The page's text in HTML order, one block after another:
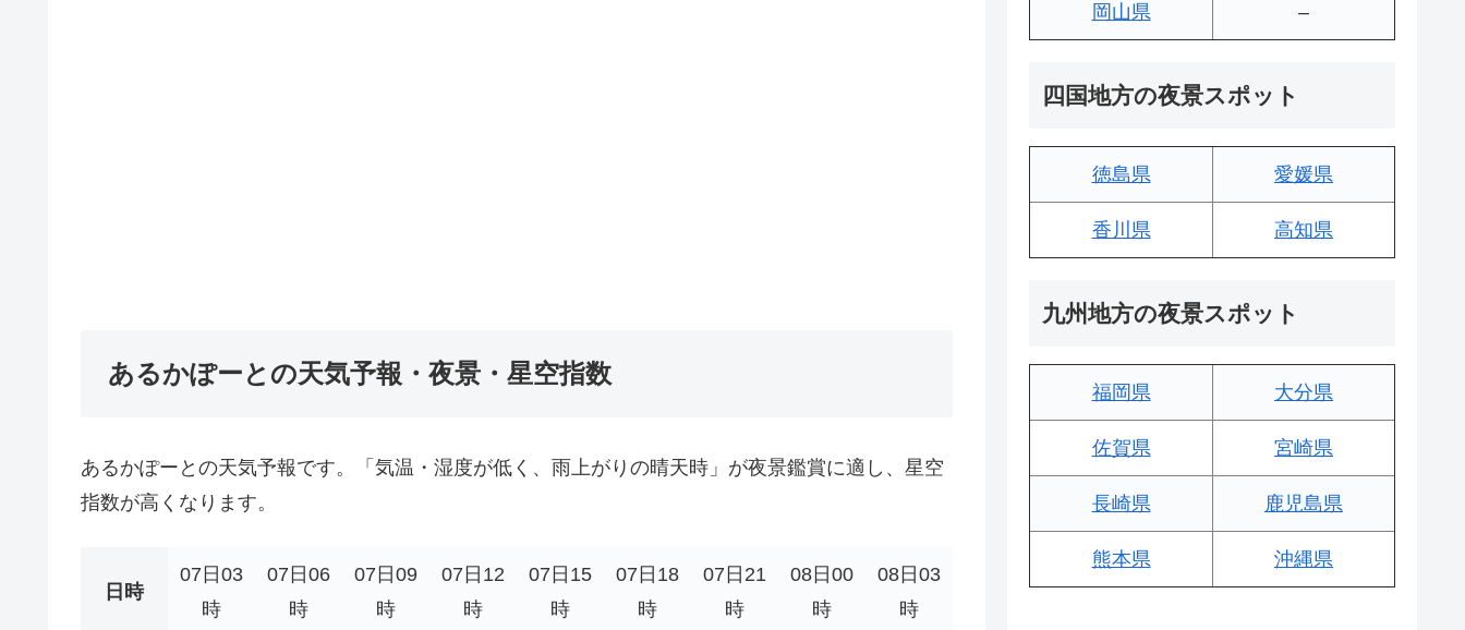
あるかぽーとの天気予報・夜景・星空指数
あるかぽーとの天気予報です。「気温・湿度が低く、雨上がりの晴天時」が夜景鑑賞に適し、星空
指数が高くなります。
日時
07日03
時
07日06
時
07日09
時
07日12
時
07日15
時
07日18
時
07日21
時
08日00
時
08日03
時
岡山県 –
四国地方の夜景スポット
徳島県 愛媛県
香川県 高知県
九州地方の夜景スポット
福岡県 大分県
佐賀県 宮崎県
長崎県 鹿児島県
熊本県 沖縄県